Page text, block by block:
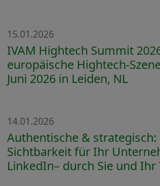
15.01.2026
IVAM Hightech Summit
europäische Hightech-
Juni 2026 in Leiden, NL
14.01.2026
Authentische & strategisch:
Sichtbarkeit für Ihr
LinkedIn– durch Sie und Ihr